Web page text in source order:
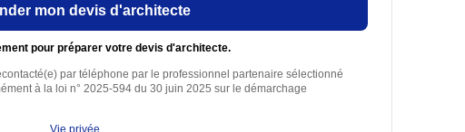
mon devis d'architecte
pour préparer votre devis d'architecte.
par téléphone par le professionnel partenaire sélectionné
à la loi n° 2025-594 du 30 juin 2025 sur le démarchage
Vie privée